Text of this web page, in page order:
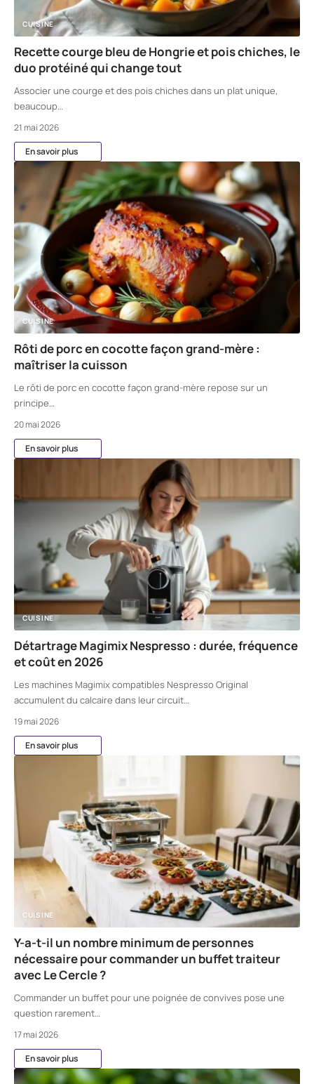
CUISINE
Recette courge bleu de Hongrie et pois chiches, le
duo protéiné qui change tout
Associer une courge et des pois chiches dans un plat unique,
beaucoup
21 mai 2026
En savoir plus
CUISINE
Rôti de porc en cocotte façon grand-mère :
maîtriser la cuisson
Le rôti de porc en cocotte façon grand-mère repose sur un
principe…
20 mai 2026
En savoir plus
CUISINE
Détartrage Magimix Nespresso : durée, fréquence
et coût en 2026
Les machines Magimix compatibles Nespresso Original
accumulent du calcaire dans leur circuit…
19 mai 2026
En savoir plus
CUISINE
Y-a-t-il un nombre minimum de personnes
nécessaire pour commander un buffet traiteur
avec Le Cercle ?
Commander un buffet pour une poignée de convives pose une
question rarement…
17 mai 2026
En savoir plus